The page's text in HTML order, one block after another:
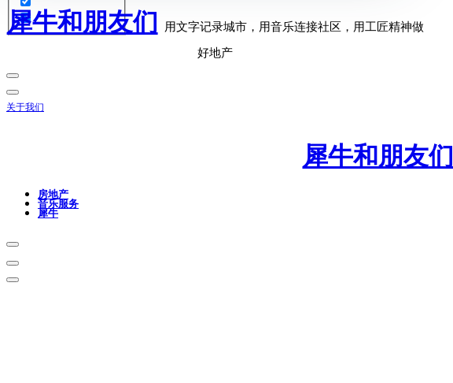
犀牛和朋友们 用文字记录城市，用音乐连接社区，用工匠精神做
好地产
关于我们
犀牛和朋友们
房地产
音乐服务
犀牛